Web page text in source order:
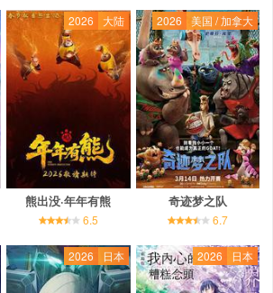
2026 大陆
熊出没·年年有熊
6.5
2026 美国 / 加拿大
奇迹梦之队
6.7
2026 日本 2026 日本